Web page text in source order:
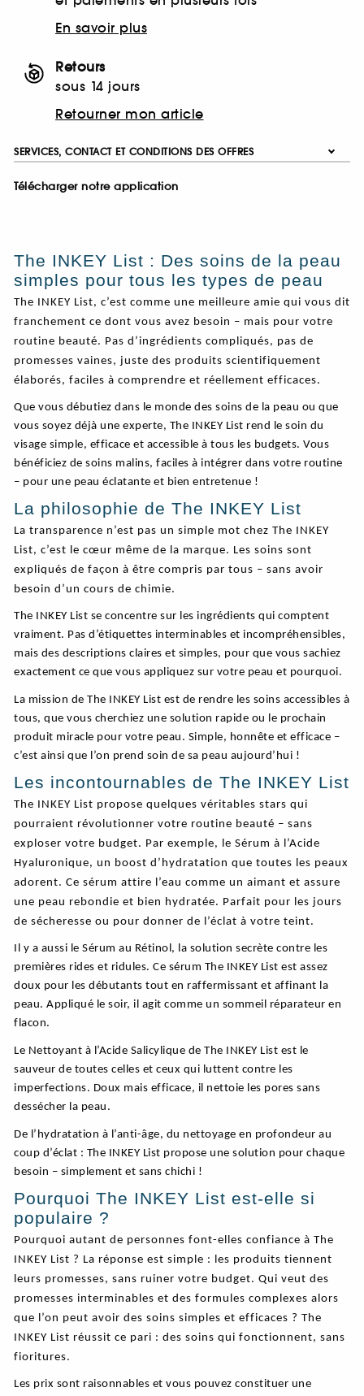
En savoir plus
Retours
sous 14 jours
Retourner mon article
SERVICES, CONTACT ET CONDITIONS DES OFFRES
Télécharger notre application
The INKEY List : Des soins de la peau
simples pour tous les types de peau
The INKEY List, c’est comme une meilleure amie qui vous dit
franchement ce dont vous avez besoin – mais pour votre
routine beauté. Pas d’ingrédients compliqués, pas de
promesses vaines, juste des produits scientifiquement
élaborés, faciles à comprendre et réellement efficaces.
Que vous débutiez dans le monde des soins de la peau ou que
vous soyez déjà une experte, The INKEY List rend le soin du
visage simple, efficace et accessible à tous les budgets. Vous
bénéficiez de soins malins, faciles à intégrer dans votre routine
– pour une peau éclatante et bien entretenue !
La philosophie de The INKEY List
La transparence n’est pas un simple mot chez The INKEY
List, c’est le cœur même de la marque. Les soins sont
expliqués de façon à être compris par tous – sans avoir
besoin d’un cours de chimie.
The INKEY List se concentre sur les ingrédients qui comptent
vraiment. Pas d’étiquettes interminables et incompréhensibles,
mais des descriptions claires et simples, pour que vous sachiez
exactement ce que vous appliquez sur votre peau et pourquoi.
La mission de The INKEY List est de rendre les soins accessibles à
tous, que vous cherchiez une solution rapide ou le prochain
produit miracle pour votre peau. Simple, honnête et efficace –
c’est ainsi que l’on prend soin de sa peau aujourd’hui !
Les incontournables de The INKEY List
The INKEY List propose quelques véritables stars qui
pourraient révolutionner votre routine beauté – sans
exploser votre budget. Par exemple, le Sérum à l’Acide
Hyaluronique, un boost d’hydratation que toutes les peaux
adorent. Ce sérum attire l’eau comme un aimant et assure
une peau rebondie et bien hydratée. Parfait pour les jours
de sécheresse ou pour donner de l’éclat à votre teint.
Il y a aussi le Sérum au Rétinol, la solution secrète contre les
premières rides et ridules. Ce sérum The INKEY List est assez
doux pour les débutants tout en raffermissant et affinant la
peau. Appliqué le soir, il agit comme un sommeil réparateur en
flacon.
Le Nettoyant à l’Acide Salicylique de The INKEY List est le
sauveur de toutes celles et ceux qui luttent contre les
imperfections. Doux mais efficace, il nettoie les pores sans
dessécher la peau.
De l’hydratation à l’anti-âge, du nettoyage en profondeur au
coup d’éclat : The INKEY List propose une solution pour chaque
besoin – simplement et sans chichi !
Pourquoi The INKEY List est-elle si
populaire ?
Pourquoi autant de personnes font-elles confiance à The
INKEY List ? La réponse est simple : les produits tiennent
leurs promesses, sans ruiner votre budget. Qui veut des
promesses interminables et des formules complexes alors
que l’on peut avoir des soins simples et efficaces ? The
INKEY List réussit ce pari : des soins qui fonctionnent, sans
fioritures.
Les prix sont raisonnables et vous pouvez constituer une